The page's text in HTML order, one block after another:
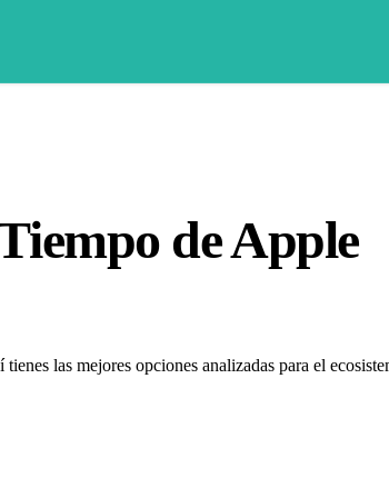
de Apple
las mejores opciones analizadas para el